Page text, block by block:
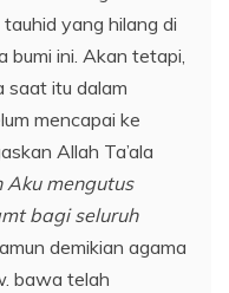
yang hilang di
bumi ini. Akan tetapi,
saat itu dalam
mencapai ke
Allah Ta’ala
Aku mengutus
bagi seluruh
demikian agama
bawa telah